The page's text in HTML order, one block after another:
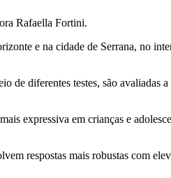
Rafaella Fortini.
e na cidade de Serrana, no
de diferentes testes, são avaliadas
expressiva em crianças e
respostas mais robustas com